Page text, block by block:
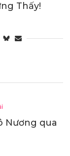
Thấy!
Nương qua